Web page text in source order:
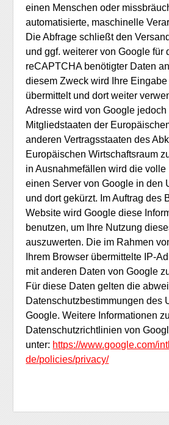
einen Menschen oder
automatisierte, maschinelle
Die Abfrage schließt den
und ggf. weiterer von Google für
reCAPTCHA benötigter Daten
diesem Zweck wird Ihre
übermittelt und dort weiter
Adresse wird von Google
Mitgliedstaaten der
anderen Vertragsstaaten des
Europäischen Wirtschaftsraum
in Ausnahmefällen wird die volle
einen Server von Google in den
und dort gekürzt. Im Auftrag des
Website wird Google diese
benutzen, um Ihre Nutzung
auszuwerten. Die im Rahmen
Ihrem Browser übermittelte IP-
mit anderen Daten von Google
Für diese Daten gelten die
Datenschutzbestimmungen des
Google. Weitere Informationen
Datenschutzrichtlinien von
unter: https://www.google.com/
de/policies/privacy/